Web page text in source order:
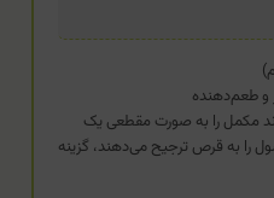
مکمل را به صورت مقطعی یک
را به قرص ترجیح می‌دهند، گزینه